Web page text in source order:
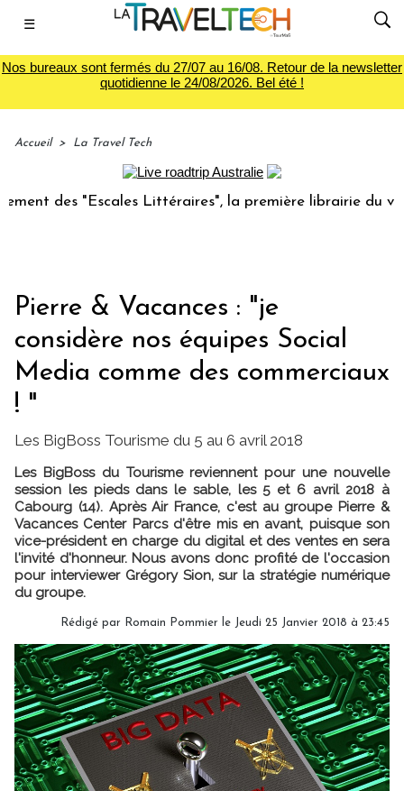
☰
Nos bureaux sont fermés du 27/07 au 16/08. Retour de la newsletter
quotidienne le 24/08/2026. Bel été !
Accueil > La Travel Tech
"Escales Littéraires", la première librairie du voyage
Pierre & Vacances : "je
considère nos équipes Social
Media comme des commerciaux
! "
Les BigBoss Tourisme du 5 au 6 avril 2018
Les BigBoss du Tourisme reviennent pour une nouvelle
session les pieds dans le sable, les 5 et 6 avril 2018 à
Cabourg (14). Après Air France, c'est au groupe Pierre &
Vacances Center Parcs d'être mis en avant, puisque son
vice-président en charge du digital et des ventes en sera
l'invité d'honneur. Nous avons donc profité de l'occasion
pour interviewer Grégory Sion, sur la stratégie numérique
du groupe.
Rédigé par Romain Pommier le Jeudi 25 Janvier 2018 à 23:45